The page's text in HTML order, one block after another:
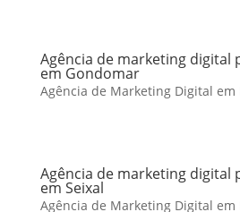
Agência de marketing digital
em Gondomar
Agência de Marketing Digital em
Agência de marketing digital
em Seixal
Agência de Marketing Digital em